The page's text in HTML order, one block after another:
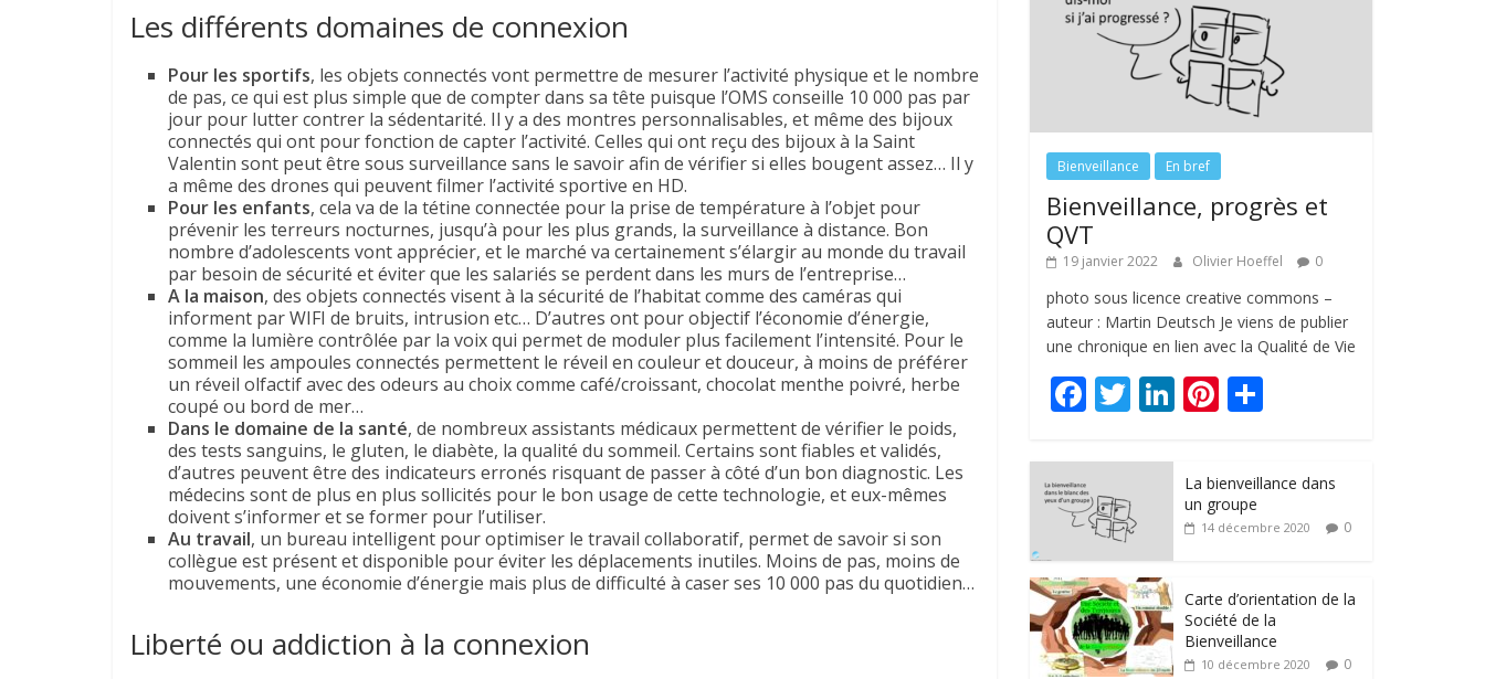
Les différents domaines de connexion
Pour les sportifs, les objets connectés vont permettre de mesurer l’activité physique et le nombre
de pas, ce qui est plus simple que de compter dans sa tête puisque l’OMS conseille 10 000 pas par
jour pour lutter contrer la sédentarité. Il y a des montres personnalisables, et même des bijoux
connectés qui ont pour fonction de capter l’activité. Celles qui ont reçu des bijoux à la Saint
Valentin sont peut être sous surveillance sans le savoir afin de vérifier si elles bougent assez… Il y
a même des drones qui peuvent filmer l’activité sportive en HD.
Pour les enfants, cela va de la tétine connectée pour la prise de température à l’objet pour
prévenir les terreurs nocturnes, jusqu’à pour les plus grands, la surveillance à distance. Bon
nombre d’adolescents vont apprécier, et le marché va certainement s’élargir au monde du travail
par besoin de sécurité et éviter que les salariés se perdent dans les murs de l’entreprise…
A la maison, des objets connectés visent à la sécurité de l’habitat comme des caméras qui
informent par WIFI de bruits, intrusion etc… D’autres ont pour objectif l’économie d’énergie,
comme la lumière contrôlée par la voix qui permet de moduler plus facilement l’intensité. Pour le
sommeil les ampoules connectés permettent le réveil en couleur et douceur, à moins de préférer
un réveil olfactif avec des odeurs au choix comme café/croissant, chocolat menthe poivré, herbe
coupé ou bord de mer…
Dans le domaine de la santé, de nombreux assistants médicaux permettent de vérifier le poids,
des tests sanguins, le gluten, le diabète, la qualité du sommeil. Certains sont fiables et validés,
d’autres peuvent être des indicateurs erronés risquant de passer à côté d’un bon diagnostic. Les
médecins sont de plus en plus sollicités pour le bon usage de cette technologie, et eux-mêmes
doivent s’informer et se former pour l’utiliser.
Au travail, un bureau intelligent pour optimiser le travail collaboratif, permet de savoir si son
collègue est présent et disponible pour éviter les déplacements inutiles. Moins de pas, moins de
mouvements, une économie d’énergie mais plus de difficulté à caser ses 10 000 pas du quotidien…
Liberté ou addiction à la connexion
Bienveillance En bref
Bienveillance, progrès et
QVT
19 janvier 2022 Olivier Hoeffel 0
photo sous licence creative commons –
auteur : Martin Deutsch Je viens de publier
une chronique en lien avec la Qualité de Vie
F
e
b
o
o
k
T
itt
er
Li
e
dI
Pi
e
st
g
er
La bienveillance dans
un groupe
14 décembre 2020 0
Carte d’orientation de la
Société de la
Bienveillance
10 décembre 2020 0